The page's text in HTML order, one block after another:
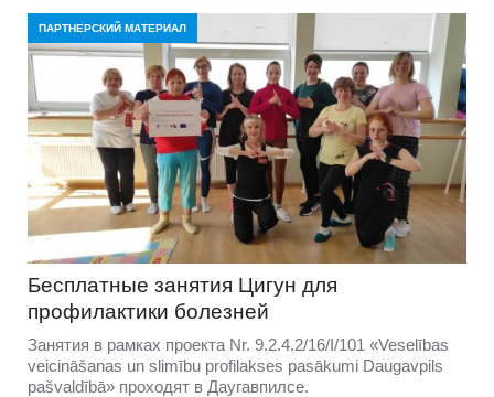
ПАРТНЕРСКИЙ МАТЕРИАЛ
Бесплатные занятия Цигун для
профилактики болезней
Занятия в рамках проекта Nr. 9.2.4.2/16/I/101 «Veselības
veicināšanas un slimību profilakses pasākumi Daugavpils
pašvaldībā» проходят в Даугавпилсе.